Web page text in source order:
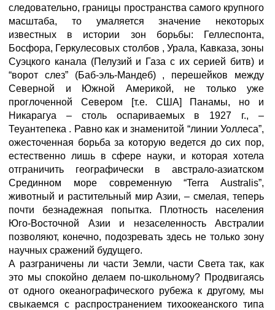
следовательно, границы пространства самого крупного
масштаба, то умаляется значение некоторых
известных в истории зон борьбы: Геллеспонта,
Босфора, Геркулесовых столбов , Урала, Кавказа, зоны
Суэцкого канала (Пелузий и Газа с их серией битв) и
“ворот слез” (Баб-эль-Мандеб) , перешейков между
Северной и Южной Америкой, не только уже
проглоченной Севером [т.е. США] Панамы, но и
Никарагуа – столь оспариваемых в 1927 г., –
Теуантепека . Равно как и знаменитой “линии Уоллеса”,
ожесточенная борьба за которую ведется до сих пор,
естественно лишь в сфере науки, и которая хотела
отграничить географически в австрало-азиатском
Срединном море современную “Terra Australis”,
животный и растительный мир Азии, – смелая, теперь
почти безнадежная попытка. Плотность населения
Юго-Восточной Азии и незаселенность Австралии
позволяют, конечно, подозревать здесь не только зону
научных сражений будущего.
А разграничены ли части Земли, части Света так, как
это мы спокойно делаем по-школьному? Продвигаясь
от одного океанографического рубежа к другому, мы
свыкаемся с распространением тихоокеанского типа